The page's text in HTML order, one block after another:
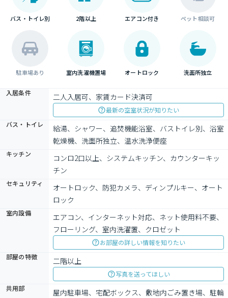
バス・トイレ別 2階以上 エアコン付き ペット相談可
駐車場あり 室内洗濯機置場 オートロック 洗面所独立
入居条件 二人入居可、家賃カード決済可
最新の空室状況が知りたい
バス・トイレ
給湯、シャワー、追焚機能浴室、バストイレ別、浴室
乾燥機、洗面所独立、温水洗浄便座
キッチン
コンロ2口以上、システムキッチン、カウンターキッ
チン
セキュリティ
オートロック、防犯カメラ、ディンプルキー、オート
ロック
室内設備
エアコン、インターネット対応、ネット使用料不要、
フローリング、室内洗濯置、クロゼット
お部屋の詳しい情報を知りたい
部屋の特徴
二階以上
写真を送ってほしい
共用部
屋内駐車場、宅配ボックス、敷地内ごみ置き場、駐輪